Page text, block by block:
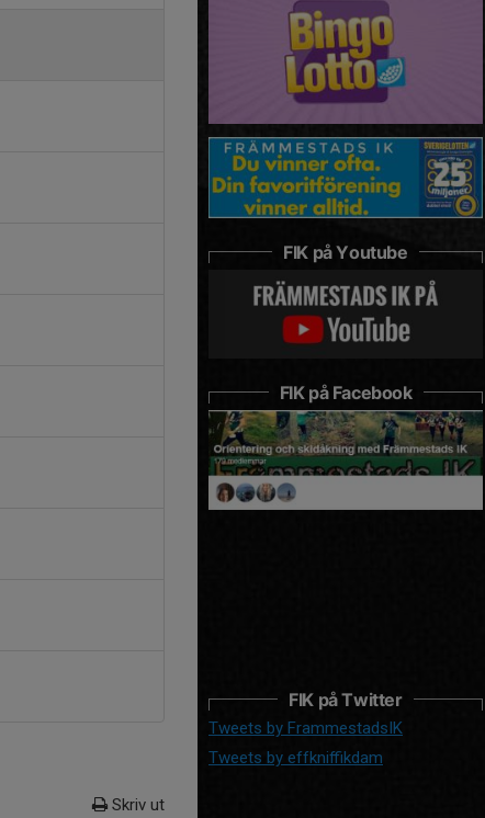
Skriv ut
FIK på Youtube
FIK på Facebook
FIK på Twitter
Tweets by FrammestadsIK
Tweets by effkniffikdam